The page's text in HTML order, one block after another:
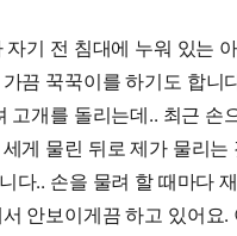
자기 전 침대에 누워 있는
끔 꾹꾹이를 하기도 합니
고개를 돌리는데.. 최근 손
게 물린 뒤로 제가 물리는
다.. 손을 물려 할 때마다
안보이게끔 하고 있어요.